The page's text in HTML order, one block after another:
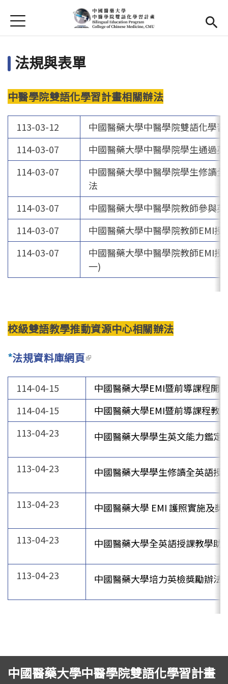
首頁
首頁
最新消息
EMI課程
學習資源
法規與表單
(link is external)
中醫學院(link is external)
官方YouTube
(link is external)
Jump to Navigation
Jump to Main content
法規與表單
中醫學院雙語化學習計畫相關辦法
113-03-12
中國醫藥大學中醫學院雙語化學
114-03-07
中國醫藥大學中醫學院學生通過
114-03-07
中國醫藥大學中醫學院學生修讀
法
114-03-07
中國醫藥大學中醫學院教師參與
114-03-07
中國醫藥大學中醫學院教師EMI
114-03-07
中國醫藥大學中醫學院教師EMI
一)
校級雙語教學推動資源中心相關辦法
*法規資料庫網頁(link is external)
114-04-15
中國醫藥大學EMI暨前導課程開
114-04-15
中國醫藥大學EMI暨前導課程教
113-04-23
中國醫藥大學學生英文能力鑑定
113-04-23 中國醫藥大學學生修讀全英語授
113-04-23 中國醫藥大學 EMI 護照實施及獎
113-04-23 中國醫藥大學全英語授課教學助
113-04-23 中國醫藥大學培力英檢獎勵辦法
中國醫藥大學中醫學院雙語化學習計畫